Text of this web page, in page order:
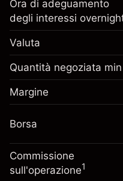
Margine. Il tuo
Adeguamento
finanziamento
Oneri per l'intero
posizione
Dimensione
Denaro da leva ~
Margine. Il tuo
investimento
Oneri per l'intero
posizione
Dimensione
Ora di adeguamento
degli interessi
Valuta
Quantità negoziata min
Margine
Borsa
Commissione
sull'operazione1